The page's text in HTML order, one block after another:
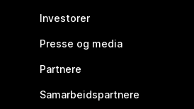
Investorer
Presse og media
Partnere
Samarbeidspartnere